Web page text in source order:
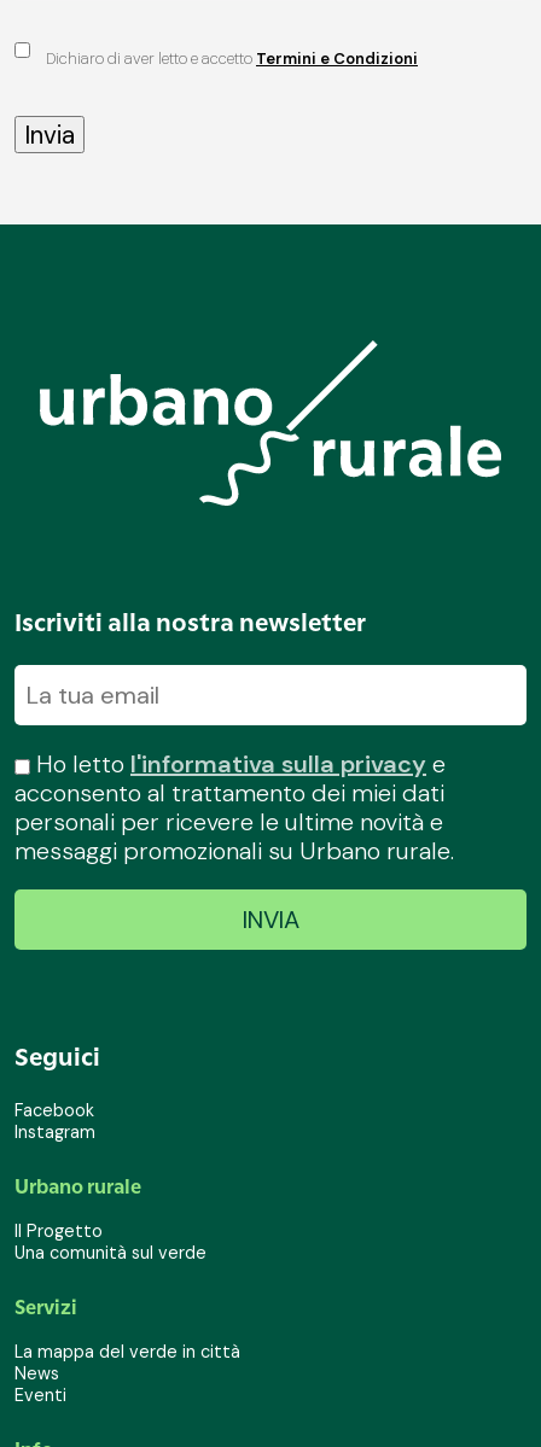
Dichiaro di aver letto e accetto Termini e Condizioni
Iscriviti alla nostra newsletter
Ho letto l'informativa sulla privacye
acconsento al trattamento dei miei dati
personali per ricevere le ultime novità e
messaggi promozionali su Urbano rurale.
Seguici
Facebook
Instagram
Urbano rurale
Il Progetto
Una comunità sul verde
Servizi
La mappa del verde in città
News
Eventi